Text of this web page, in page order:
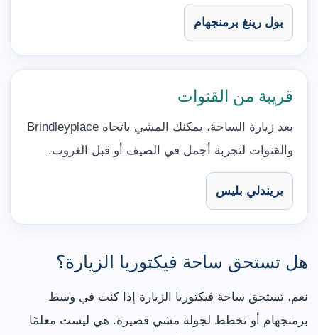
بول رينغ برمنجهام
قريبة من القنوات
بعد زيارة الساحة، يمكنك المشي باتجاه Brindleyplace
والقنوات لتجربة أجمل في الصيف أو قبل الغروب.
بريندلي بليس
هل تستحق ساحة فيكتوريا الزيارة؟
نعم، تستحق ساحة فيكتوريا الزيارة إذا كنت في وسط
برمنجهام أو تخطط لجولة مشي قصيرة. هي ليست معلمًا